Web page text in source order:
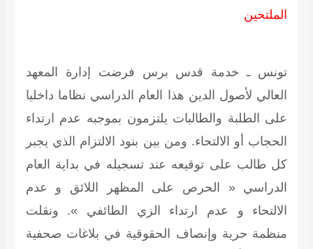
الملتحين
تونس ـ خدمة قدس برس فرضت إدارة المعهد
العالي لأصول الدين هذا العام الدراسي نظاما داخليا
على الطلبة والطالبات يلتزمون بموجبه عدم ارتداء
الحجاب أو الالتحاء. ومن بين بنود الالتزام الذي يجبر
كل طالب على توقيعه عند تسجيله في بداية العام
الدراسي « الحرص على المظهر اللائق و عدم
الالتحاء و عدم ارتداء الزي الطائفي ». ونقلت
منظمة حرية وإنصاف الحقوقية في بلاغات صحفية